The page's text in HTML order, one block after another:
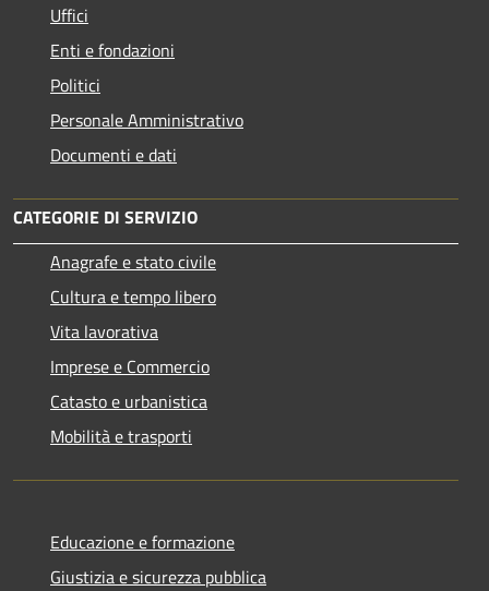
Uffici
Enti e fondazioni
Politici
Personale Amministrativo
Documenti e dati
CATEGORIE DI SERVIZIO
Anagrafe e stato civile
Cultura e tempo libero
Vita lavorativa
Imprese e Commercio
Catasto e urbanistica
Mobilità e trasporti
Educazione e formazione
Giustizia e sicurezza pubblica